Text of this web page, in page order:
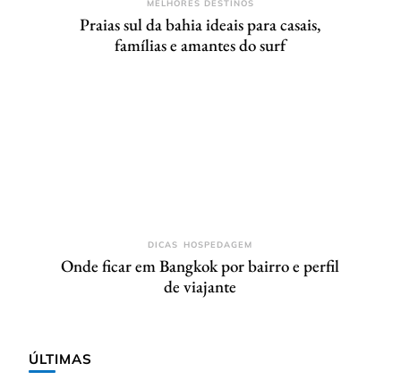
MELHORES DESTINOS
Praias sul da bahia ideais para casais,
famílias e amantes do surf
DICAS HOSPEDAGEM
Onde ficar em Bangkok por bairro e perfil
de viajante
ÚLTIMAS